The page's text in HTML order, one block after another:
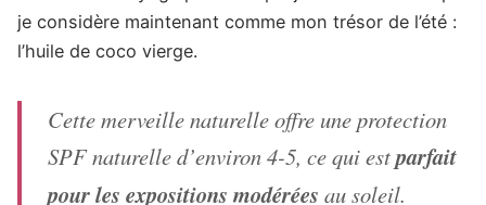
je considère maintenant comme mon trésor de l’été :
l’huile de coco vierge.
Cette merveille naturelle offre une protection
SPF naturelle d’environ 4-5, ce qui estparfait
pour les expositions modérées au soleil.